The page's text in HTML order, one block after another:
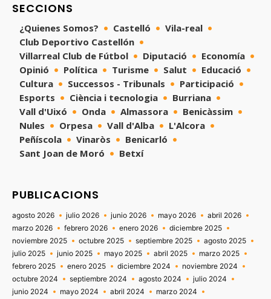
SECCIONS
¿Quienes Somos? Castelló
Vila-real
Club Deportivo Castellón
Villarreal Club de Fútbol
Diputació
Economía
Opinió
Política Turisme Salut
Educació
Cultura
Successos - Tribunals
Participació
Esports
Ciència i tecnologia
Burriana
Vall d'Uixó
Onda Almassora
Benicàssim
Nules
Orpesa Vall d'Alba
L'Alcora
Peñíscola
Vinaròs
Benicarló
Sant Joan de Moró
Betxí
PUBLICACIONS
agosto 2026 julio 2026 junio 2026 mayo 2026
abril 2026
marzo 2026
febrero 2026 enero 2026
diciembre 2025
noviembre 2025
octubre 2025 septiembre 2025
agosto 2025
julio 2025
junio 2025 mayo 2025 abril 2025
marzo 2025
febrero 2025
enero 2025 diciembre 2024
noviembre 2024
octubre 2024
septiembre 2024 agosto 2024
julio 2024
junio 2024
mayo 2024 abril 2024
marzo 2024